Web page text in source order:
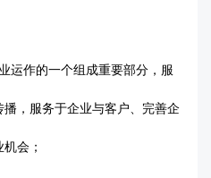
运作的一个组成重要部分，服
，服务于企业与客户、完善企
会；